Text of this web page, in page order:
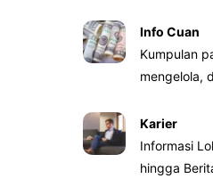
Info Cuan
Kumpulan
mengelola,
Karier
Informasi
hingga